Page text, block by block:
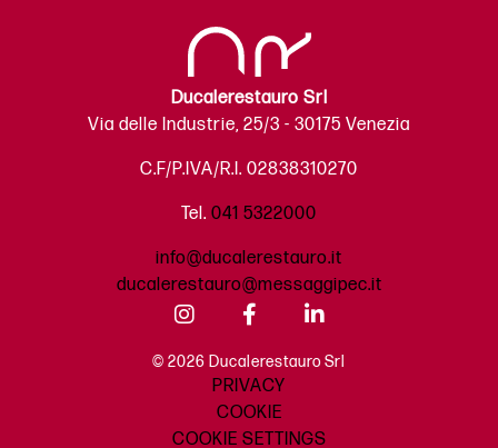
Ducalerestauro Srl
Via delle Industrie, 25/3 - 30175 Venezia
C.F/P.IVA/R.I. 02838310270
Tel. 041 5322000
info@ducalerestauro.it
ducalerestauro@messaggipec.it
© 2026 Ducalerestauro Srl
PRIVACY
COOKIE
COOKIE SETTINGS